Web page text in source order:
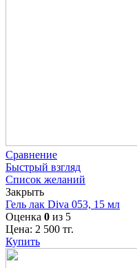
Сравнение
Быстрый взгляд
Список желаний
Закрыть
Гель лак Diva 053, 15 мл
Оценка 0 из 5
Цена: 2 500 тг.
Купить